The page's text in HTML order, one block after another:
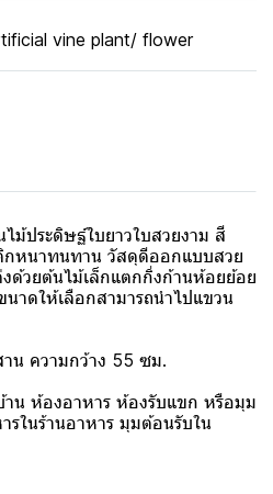
vine plant/ flower
ม้ประดิษฐ์ใบยาวใบสวยงาม สี
กหนาทนทาน วัสดุดีออกแบบสวย
ด้วยต้นไม้เล็กแตกกิ่งก้านห้อยย้อย
าดให้เลือกสามารถนำไปแขวน
น ความกว้าง 55 ซม.
าน ห้องอาหาร ห้องรับแขก หรือมุม
รในร้านอาหาร มุมต้อนรับใน